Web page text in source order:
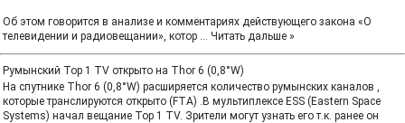
Об этом говорится в анализе и комментариях действующего закона «О
телевидении и радиовещании», котор ... Читать дальше »
Румынский Top 1 TV открыто нa Thor 6 (0,8°W)
На спутнике Thor 6 (0,8°W) расширяется количество румынских каналов ,
которые транслируются открыто (FTA) .В мультиплексе ESS (Eastern Space
Systems) начал вещание Top 1 TV. Зрители могут узнать его т.к. ранее он